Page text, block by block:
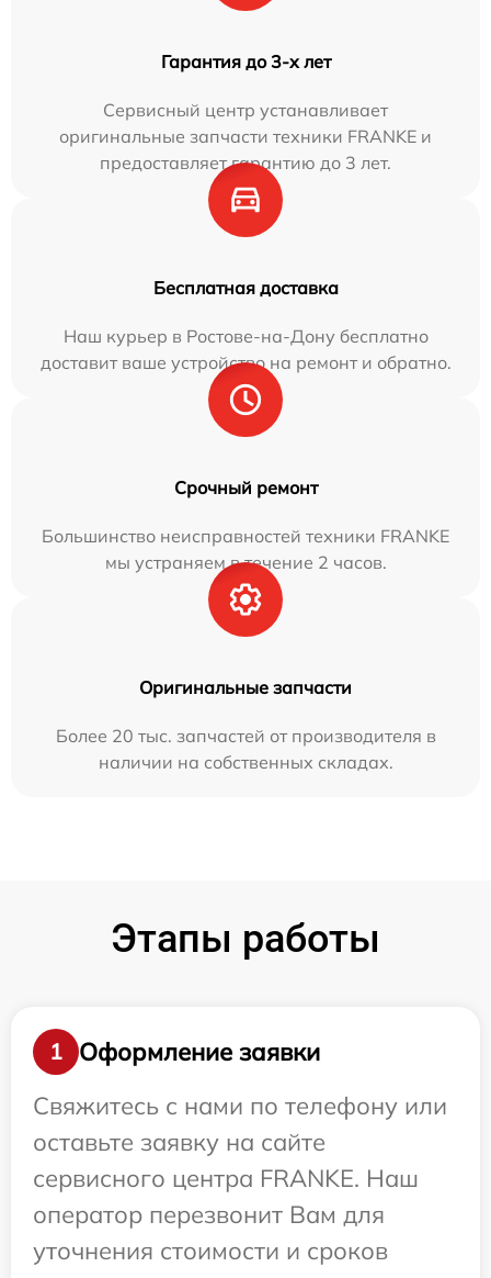
Гарантия до 3-х лет
Сервисный центр устанавливает
оригинальные запчасти техники FRANKE и
предоставляет гарантию до 3 лет.
Бесплатная доставка
Наш курьер в Ростове-на-Дону бесплатно
доставит ваше устройство на ремонт и обратно.
Срочный ремонт
Большинство неисправностей техники FRANKE
мы устраняем в течение 2 часов.
Оригинальные запчасти
Более 20 тыс. запчастей от производителя в
наличии на собственных складах.
Этапы работы
1
Оформление заявки
Свяжитесь с нами по телефону или
оставьте заявку на сайте
сервисного центра FRANKE. Наш
оператор перезвонит Вам для
уточнения стоимости и сроков